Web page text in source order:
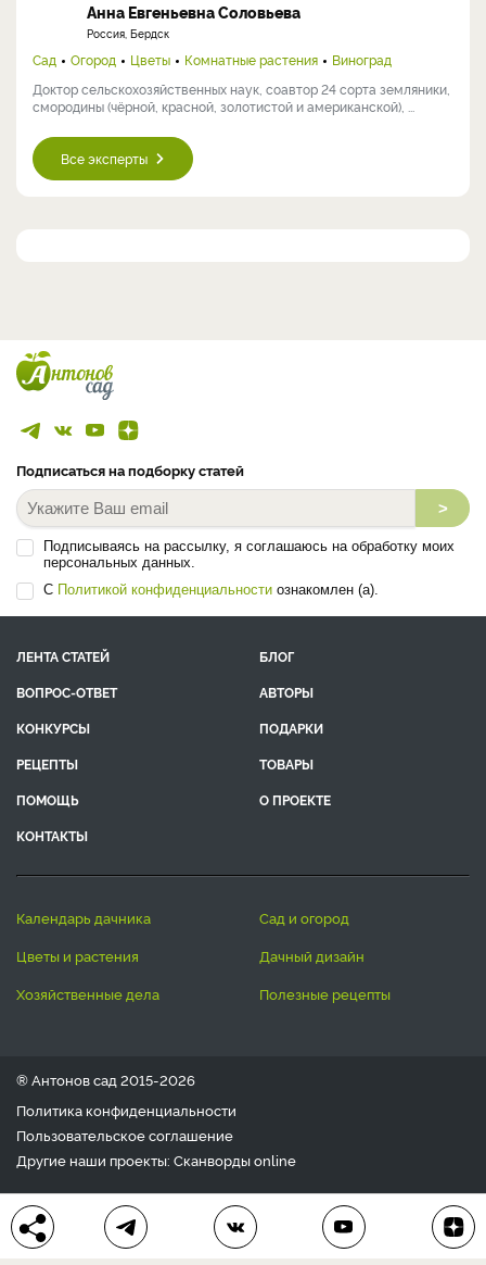
Анна Евгеньевна Соловьева
Россия, Бердск
Сад Огород Цветы Комнатные растения
Виноград
Доктор сельскохозяйственных наук, соавтор 24 сорта земляники,
смородины (чёрной, красной, золотистой и американской), ...
Все эксперты
Подписаться на подборку статей
>
Подписываясь на рассылку, я соглашаюсь на обработку моих
персональных данных.
С Политикой конфиденциальности ознакомлен (а).
ЛЕНТА СТАТЕЙ
БЛОГ
ВОПРОС-ОТВЕТ
АВТОРЫ
КОНКУРСЫ
ПОДАРКИ
РЕЦЕПТЫ
ТОВАРЫ
ПОМОЩЬ
О ПРОЕКТЕ
КОНТАКТЫ
календарь дачника
сад и огород
цветы и растения
дачный дизайн
хозяйственные дела
полезные рецепты
® Антонов сад 2015-2026
Политика конфиденциальности
Пользовательское соглашение
Другие наши проекты: Сканвордыonline
Любое использование материала допускается только с
письменного согласия редакции